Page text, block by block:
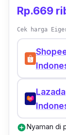
Rp.669
Cek harga
Lazada
add_circleNyaman di